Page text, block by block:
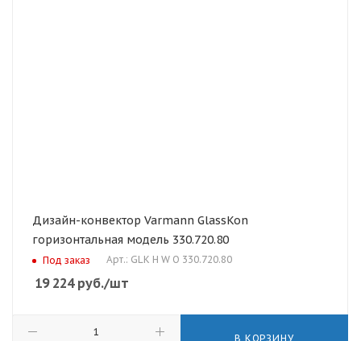
Дизайн-конвектор Varmann GlassKon
горизонтальная модель 330.720.80
Под заказ Арт.: GLK H W O 330.720.80
19 224руб./шт
В КОРЗИНУ